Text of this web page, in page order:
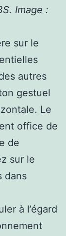
Image :
sur le
autres
gestuel
Le
office de
de
sur le
dans
à l’égard